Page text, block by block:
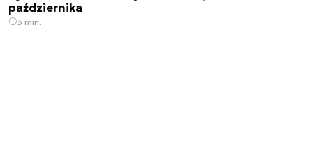
października
3 min.